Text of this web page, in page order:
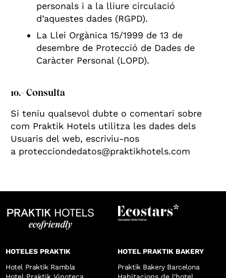
personals i a la lliure circulació
d’aquestes dades (RGPD).
La Llei Orgànica 15/1999 de 13 de
desembre de Protecció de Dades de
Caràcter Personal (LOPD).
10.- Consulta
Si teniu qualsevol dubte o comentari sobre
com Praktik Hotels utilitza les dades dels
Usuaris del web, escriviu-nos
a protecciondedatos@praktikhotels.com
HOTELES PRAKTIK
Hotel Praktik Rambla
HOTEL PRAKTIK BAKERY
Praktik Bakery Barcelona